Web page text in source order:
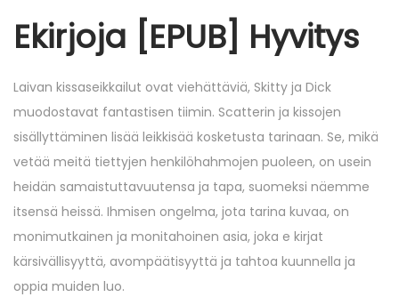
Ekirjoja [EPUB] Hyvitys
Laivan kissaseikkailut ovat viehättäviä, Skitty ja Dick
muodostavat fantastisen tiimin. Scatterin ja kissojen
sisällyttäminen lisää leikkisää kosketusta tarinaan. Se, mikä
vetää meitä tiettyjen henkilöhahmojen puoleen, on usein
heidän samaistuttavuutensa ja tapa, suomeksi näemme
itsensä heissä. Ihmisen ongelma, jota tarina kuvaa, on
monimutkainen ja monitahoinen asia, joka e kirjat​
kärsivällisyyttä, avompäätisyyttä ja tahtoa kuunnella ja
oppia muiden luo.